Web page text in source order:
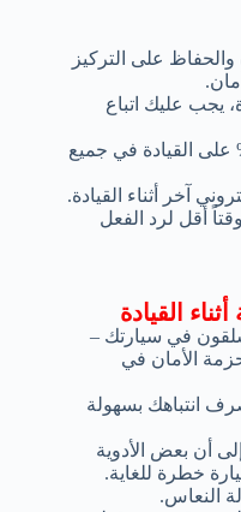
والحفاظ على التركيز
يجب عليك اتباع
على تركيزك بنسبة 100% على القيادة في جميع
آخر أثناء القيادة.
أقل لرد الفعل
القيادة
في سيارتك –
الأمان في
انتباهك بسهولة
أن بعض الأدوية
خطرة للغاية.
النعاس.